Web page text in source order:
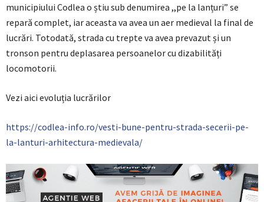
municipiului Codlea o știu sub denumirea ,,pe la lanțuri” se
repară complet, iar aceasta va avea un aer medieval la final de
lucrări. Totodată, strada cu trepte va avea prevazut și un
tronson pentru deplasarea persoanelor cu dizabilități
locomotorii.
Vezi aici evoluția lucrărilor
https://codlea-info.ro/vesti-bune-pentru-strada-secerii-pe-
la-lanturi-arhitectura-medievala/